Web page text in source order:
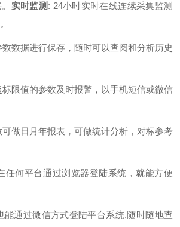
实时监测 : 24小时实时在线连续采集监测
数据进行保存，随时可以查阅和分析历史
标限值的参数及时报警，以手机短信或微信
可做日月年报表，可做统计分析，对标参考
任何平台通过浏览器登陆系统，就能方便
能通过微信方式登陆平台系统,随时随地查